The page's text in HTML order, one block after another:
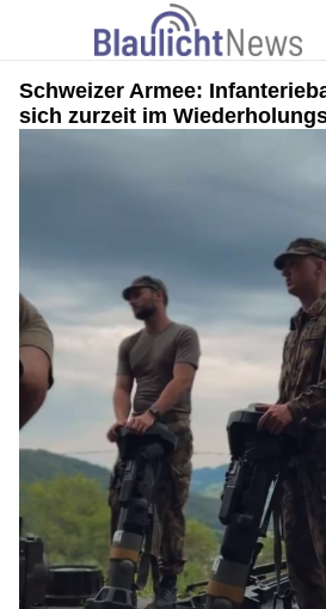
Schweizer Armee:
sich zurzeit im